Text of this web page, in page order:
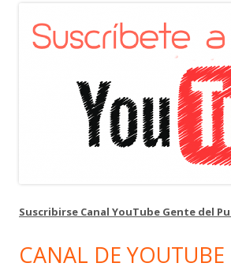
Suscribirse Canal YouTube Gente del
CANAL DE YOUTUBE